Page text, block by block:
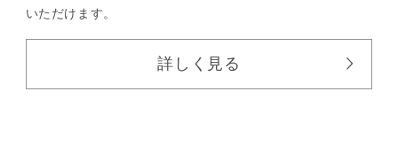
いただけます。
詳しく見る